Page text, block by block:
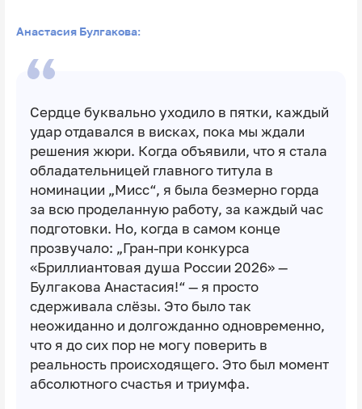
Анастасия Булгакова:
Сердце буквально уходило в пятки, каждый
удар отдавался в висках, пока мы ждали
решения жюри. Когда объявили, что я стала
обладательницей главного титула в
номинации „Мисс“, я была безмерно горда
за всю проделанную работу, за каждый час
подготовки. Но, когда в самом конце
прозвучало: „Гран-при конкурса
«Бриллиантовая душа России 2026» —
Булгакова Анастасия!“ — я просто
сдерживала слёзы. Это было так
неожиданно и долгожданно одновременно,
что я до сих пор не могу поверить в
реальность происходящего. Это был момент
абсолютного счастья и триумфа.